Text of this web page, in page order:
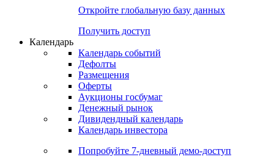
Корпоративные CDS
Попробуйте7-дневный
Откройте глобальную базу данных
Получить доступ
Календарь
Календарь событий
Дефолты
Размещения
Оферты
Денежный рынок